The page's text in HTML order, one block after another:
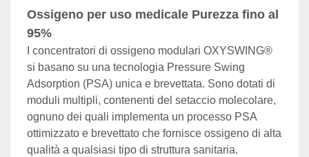
Ossigeno per uso medicale Purezza fino al
95%
I concentratori di ossigeno modulari OXYSWING®
si basano su una tecnologia Pressure Swing
Adsorption (PSA) unica e brevettata. Sono dotati di
moduli multipli, contenenti del setaccio molecolare,
ognuno dei quali implementa un processo PSA
ottimizzato e brevettato che fornisce ossigeno di alta
qualità a qualsiasi tipo di struttura sanitaria.